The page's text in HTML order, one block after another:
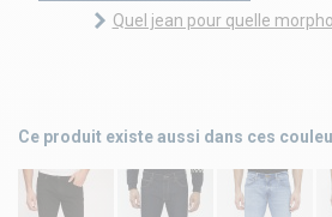
Quel jean pour quelle
Ce produit existe aussi dans ces